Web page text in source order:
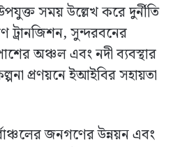
সময় উল্লেখ করে দুর্নীতি
ট্রানজিশন, সুন্দরবনের
অঞ্চল এবং নদী ব্যবস্থার
প্রণয়নে ইআইবির সহায়তা
জনগণের উন্নয়ন এবং